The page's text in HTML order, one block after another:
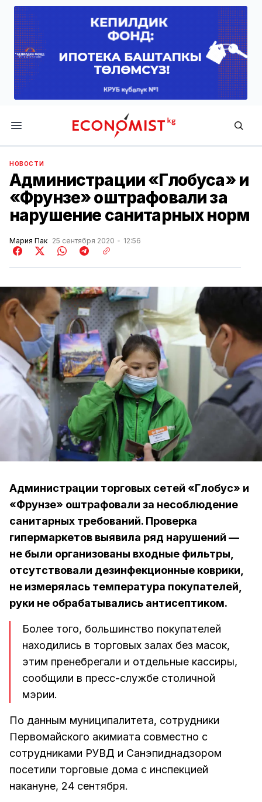
Economist.kg
НОВОСТИ
Администрации «Глобуса» и
«Фрунзе» оштрафовали за
нарушение санитарных норм
Мария Пак 25 сентября 2020 12:56
Администрации торговых сетей «Глобус» и
«Фрунзе» оштрафовали за несоблюдение
санитарных требований. Проверка
гипермаркетов выявила ряд нарушений —
не были организованы входные фильтры,
отсутствовали дезинфекционные коврики,
не измерялась температура покупателей,
руки не обрабатывались антисептиком.
Более того, большинство покупателей
находились в торговых залах без масок,
этим пренебрегали и отдельные кассиры,
сообщили в пресс-службе столичной
мэрии.
По данным муниципалитета, сотрудники
Первомайского акимиата совместно с
сотрудниками РУВД и Санэпиднадзором
посетили торговые дома с инспекцией
накануне, 24 сентября.